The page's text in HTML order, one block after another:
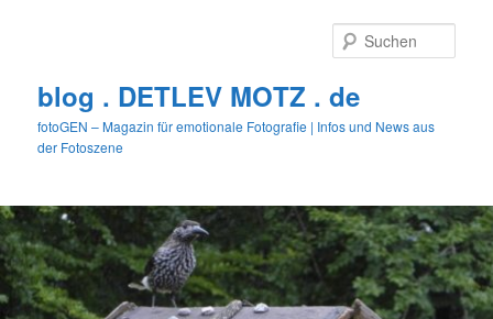
blog . DETLEV MOTZ . de
fotoGEN – Magazin für emotionale Fotografie | Infos und News aus
der Fotoszene